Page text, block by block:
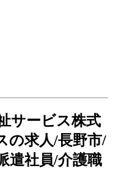
サービス株式
求人/長野市/
遣社員/介護職